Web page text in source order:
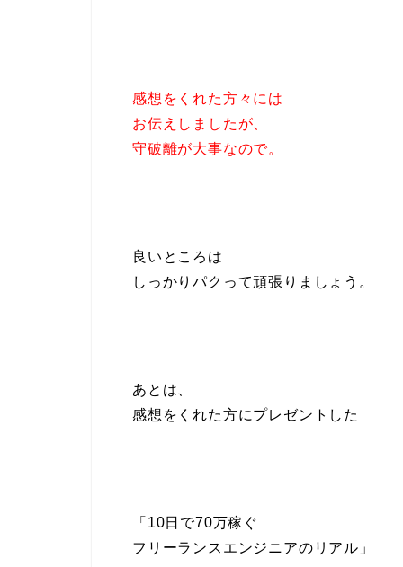
感想をくれた方々には
お伝えしましたが、
守破離が大事なので。
良いところは
しっかりパクって頑張りましょう。
あとは、
感想をくれた方にプレゼントした
「10日で70万稼ぐ
フリーランスエンジニアのリアル」